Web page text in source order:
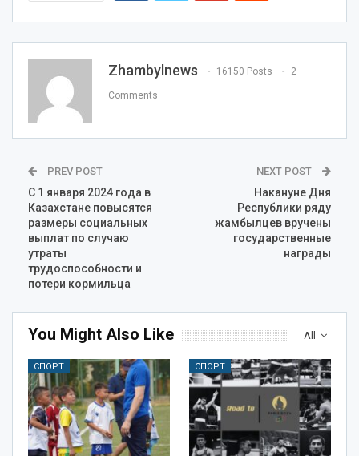
Zhambylnews 16150 Posts 2
Comments
PREV POST
С 1 января 2024 года в
Казахстане повысятся
размеры социальных
выплат по случаю
утраты
трудоспособности и
потери кормильца
NEXT POST
Накануне Дня
Республики ряду
жамбылцев вручены
государственные
награды
All
You Might Also Like
СПОРТ СПОРТ